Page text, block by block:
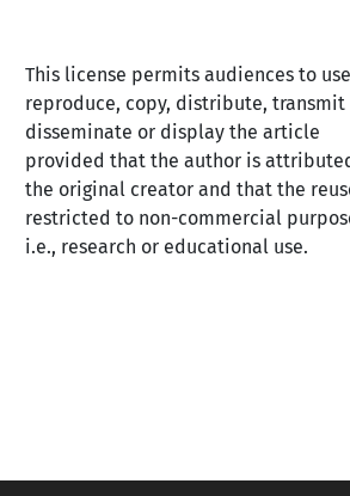
This license permits audiences to
reproduce, copy, distribute, transmit
disseminate or display the article
provided that the author is
the original creator and that the
restricted to non-commercial
i.e., research or educational use.